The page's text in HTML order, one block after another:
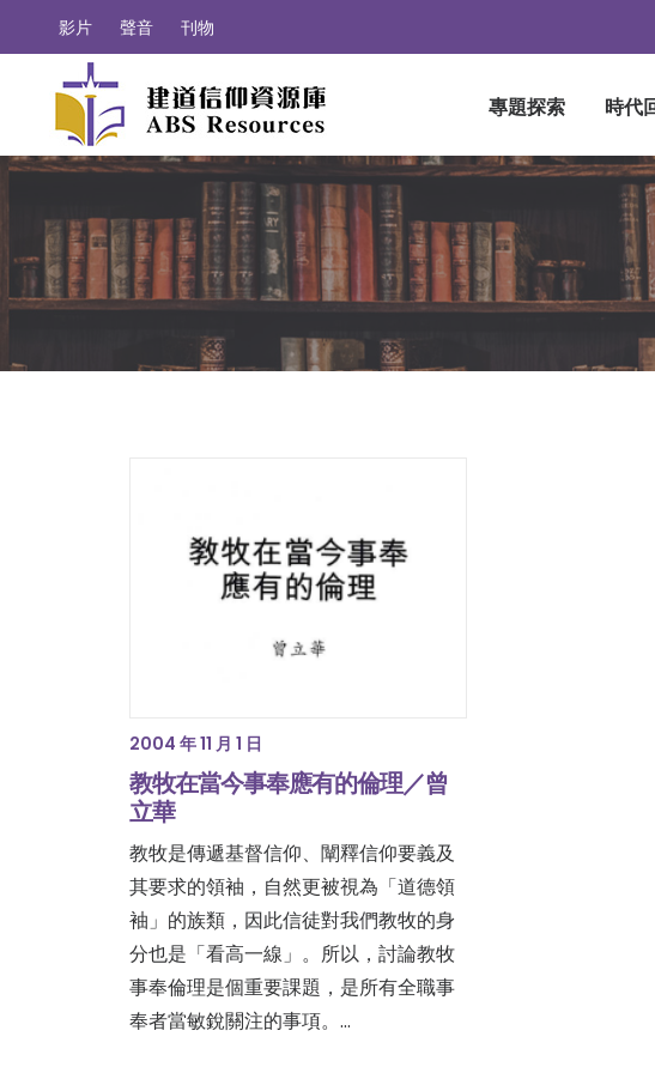
影片 聲音 刊物
專題探索 時代
2004 年 11 月 1 日
教牧在當今事奉應有的倫理／曾
立華
教牧是傳遞基督信仰、闡釋信仰要義及
其要求的領袖，自然更被視為「道德領
袖」的族類，因此信徒對我們教牧的身
分也是「看高一線」。所以，討論教牧
事奉倫理是個重要課題，是所有全職事
奉者當敏銳關注的事項。…